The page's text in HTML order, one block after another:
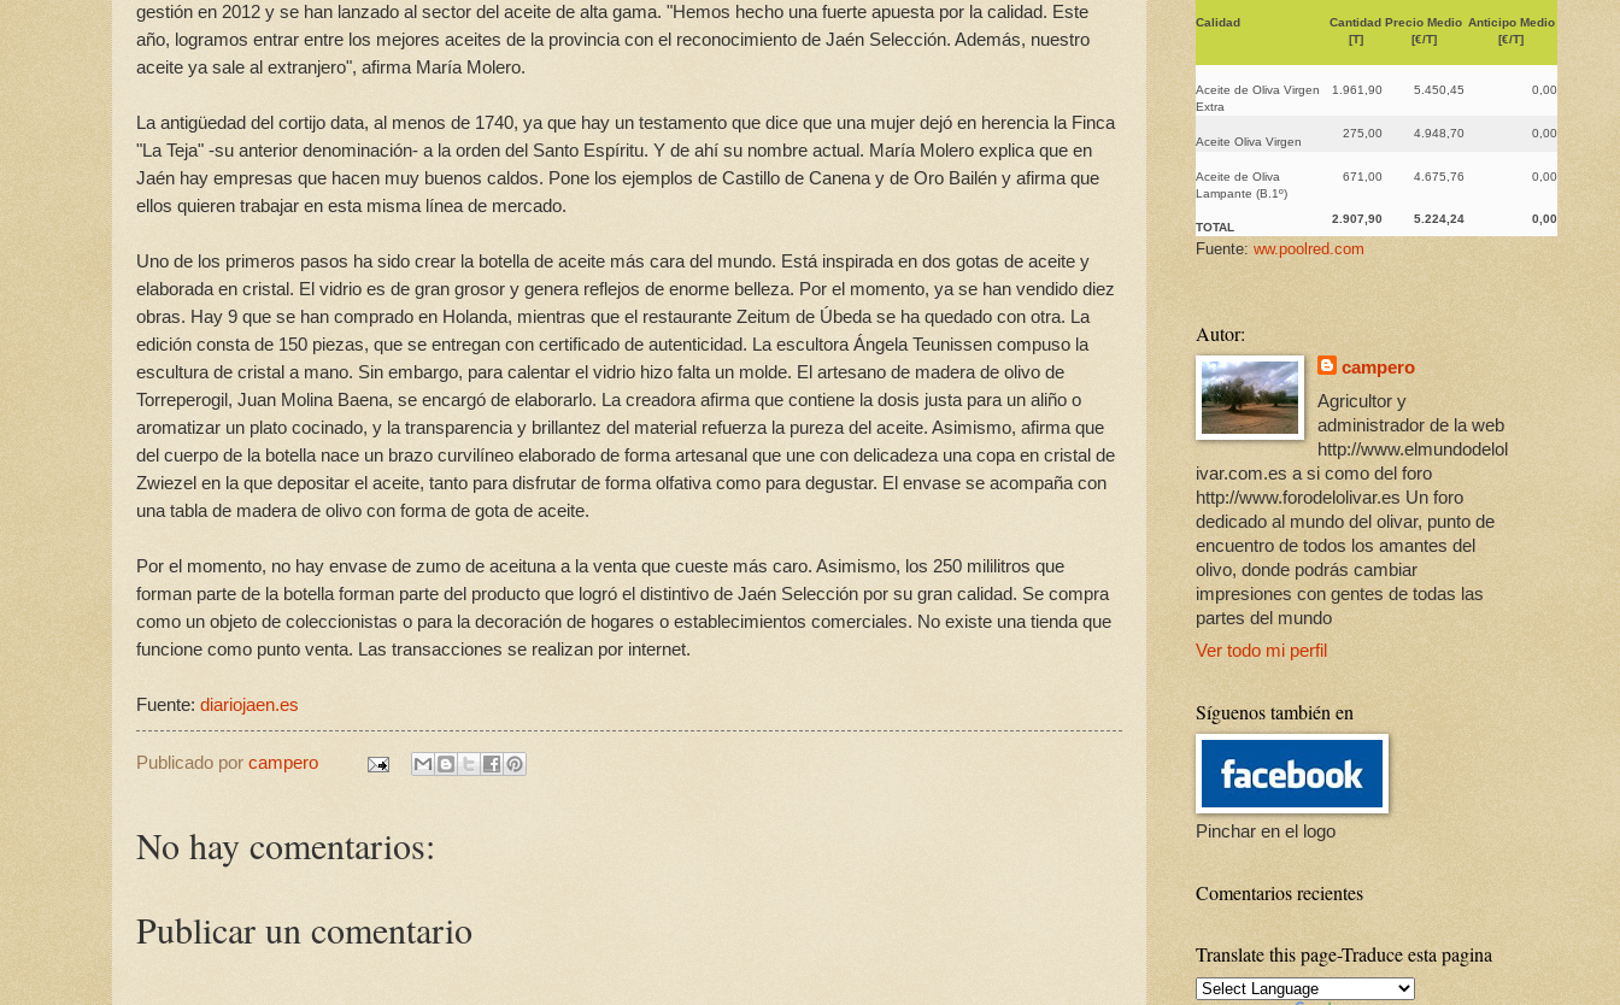
gestión en 2012 y se han lanzado al sector del aceite de alta gama. "Hemos hecho una fuerte apuesta por la calidad. Este
año, logramos entrar entre los mejores aceites de la provincia con el reconocimiento de Jaén Selección. Además, nuestro
aceite ya sale al extranjero", afirma María Molero.
La antigüedad del cortijo data, al menos de 1740, ya que hay un testamento que dice que una mujer dejó en herencia la Finca
"La Teja" -su anterior denominación- a la orden del Santo Espíritu. Y de ahí su nombre actual. María Molero explica que en
Jaén hay empresas que hacen muy buenos caldos. Pone los ejemplos de Castillo de Canena y de Oro Bailén y afirma que
ellos quieren trabajar en esta misma línea de mercado.
Uno de los primeros pasos ha sido crear la botella de aceite más cara del mundo. Está inspirada en dos gotas de aceite y
elaborada en cristal. El vidrio es de gran grosor y genera reflejos de enorme belleza. Por el momento, ya se han vendido diez
obras. Hay 9 que se han comprado en Holanda, mientras que el restaurante Zeitum de Úbeda se ha quedado con otra. La
edición consta de 150 piezas, que se entregan con certificado de autenticidad. La escultora Ángela Teunissen compuso la
escultura de cristal a mano. Sin embargo, para calentar el vidrio hizo falta un molde. El artesano de madera de olivo de
Torreperogil, Juan Molina Baena, se encargó de elaborarlo. La creadora afirma que contiene la dosis justa para un aliño o
aromatizar un plato cocinado, y la transparencia y brillantez del material refuerza la pureza del aceite. Asimismo, afirma que
del cuerpo de la botella nace un brazo curvilíneo elaborado de forma artesanal que une con delicadeza una copa en cristal de
Zwiezel en la que depositar el aceite, tanto para disfrutar de forma olfativa como para degustar. El envase se acompaña con
una tabla de madera de olivo con forma de gota de aceite.
Por el momento, no hay envase de zumo de aceituna a la venta que cueste más caro. Asimismo, los 250 mililitros que
forman parte de la botella forman parte del producto que logró el distintivo de Jaén Selección por su gran calidad. Se compra
como un objeto de coleccionistas o para la decoración de hogares o establecimientos comerciales. No existe una tienda que
funcione como punto venta. Las transacciones se realizan por internet.
Fuente: diariojaen.es
Publicado por campero
No hay comentarios:
Publicar un comentario
Calidad
Cantidad
[T]
Precio Medio
[€/T]
Anticipo Medio
[€/T]
Aceite de Oliva Virgen
Extra
1.961,90 5.450,45 0,00
Aceite Oliva Virgen
275,00 4.948,70 0,00
Aceite de Oliva
Lampante (B.1º)
671,00 4.675,76 0,00
TOTAL
2.907,90 5.224,24 0,00
Fuente: ww.poolred.com
Autor:
campero
Agricultor y
administrador de la web
http://www.elmundodelol
ivar.com.es a si como del foro
http://www.forodelolivar.es Un foro
dedicado al mundo del olivar, punto de
encuentro de todos los amantes del
olivo, donde podrás cambiar
impresiones con gentes de todas las
partes del mundo
Ver todo mi perfil
Síguenos también en
Pinchar en el logo
Comentarios recientes
Translate this page-Traduce esta pagina